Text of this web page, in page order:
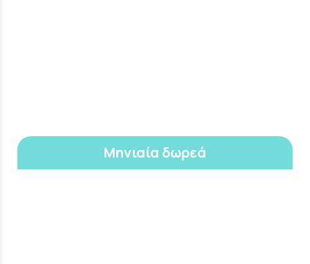
Μηνιαία δωρεά